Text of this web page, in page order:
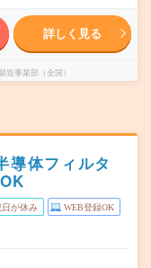
詳しく見る
事業部（全国）
導体フィルタ
日が休み WEB登録OK